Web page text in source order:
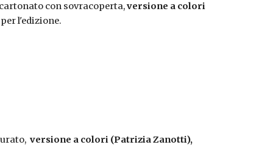
con sovracoperta, versione a colori
l'edizione.
versione a colori (Patrizia Zanotti),